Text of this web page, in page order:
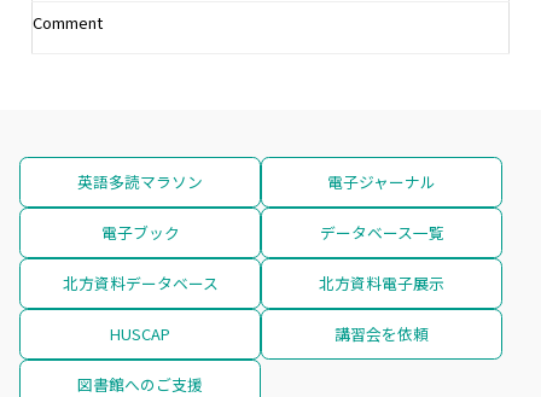
Comment
英語多読マラソン 電子ジャーナル
電子ブック データベース一覧
北方資料データベース 北方資料電子展示
HUSCAP 講習会を依頼
図書館へのご支援